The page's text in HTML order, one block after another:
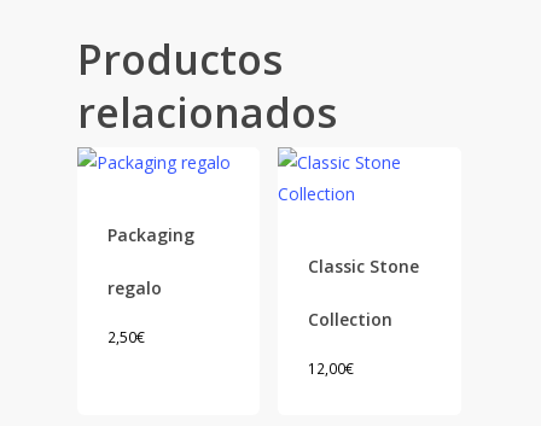
Productos
relacionados
Packaging
regalo
2,50€
Classic Stone
Collection
12,00€